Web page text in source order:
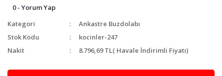
0 - Yorum Yap
Kategori
Ankastre Buzdolabı
Stok Kodu
kocinler-247
Nakit
8.796,69 TL( Havale İndirimli Fiyatı)